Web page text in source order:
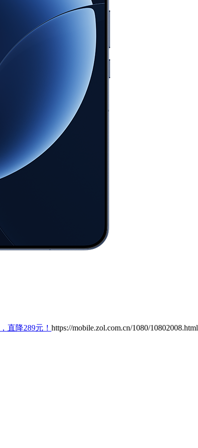
直降289元！ https://mobile.zol.com.cn/1080/10802008.html